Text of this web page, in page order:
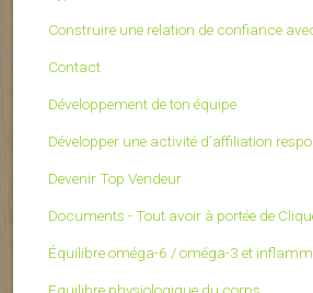
Construire une relation de confiance
Contact
Développement de ton équipe
Développer une activité d’affiliation
Devenir Top Vendeur
Documents - Tout avoir à portée de
Équilibre oméga-6 / oméga-3 et
Equilibre physiologique du corps